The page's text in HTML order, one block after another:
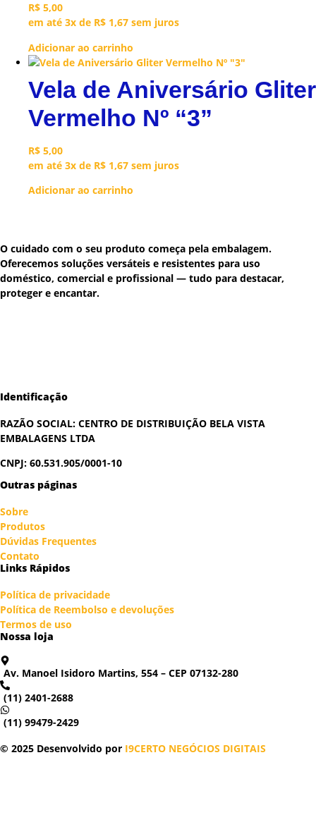
R$ 5,00
em até 3x de R$ 1,67 sem juros
Adicionar ao carrinho
Vela de Aniversário Gliter
Vermelho Nº “3”
R$ 5,00
em até 3x de R$ 1,67 sem juros
Adicionar ao carrinho
O cuidado com o seu produto começa pela embalagem.
Oferecemos soluções versáteis e resistentes para uso
doméstico, comercial e profissional — tudo para destacar,
proteger e encantar.
Identificação
RAZÃO SOCIAL: CENTRO DE DISTRIBUIÇÃO BELA VISTA
EMBALAGENS LTDA
CNPJ: 60.531.905/0001-10
Outras páginas
Sobre
Produtos
Dúvidas Frequentes
Contato
Links Rápidos
Política de privacidade
Política de Reembolso e devoluções
Termos de uso
Nossa loja
Av. Manoel Isidoro Martins, 554 – CEP 07132-280
(11) 2401-2688
(11) 99479-2429
© 2025 Desenvolvido por I9CERTO NEGÓCIOS DIGITAIS